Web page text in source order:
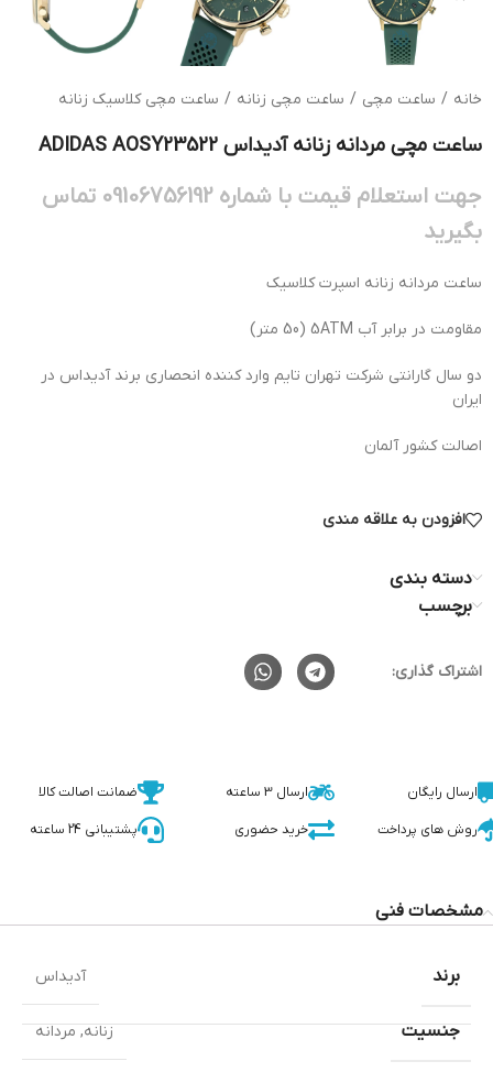
خانه / ساعت مچی / ساعت مچی زنانه / ساعت مچی کلاسیک زنانه
ساعت مچی مردانه زنانه آدیداس ADIDAS AOSY23522
جهت استعلام قیمت با شماره 09106756192 تماس
بگیرید
ساعت مردانه زنانه اسپرت کلاسیک
مقاومت در برابر آب 5ATM (50 متر)
دو سال گارانتی شرکت تهران تایم وارد کننده انحصاری برند آدیداس در
ایران
اصالت کشور آلمان
افزودن به علاقه مندی
دسته بندی
برچسب
اشتراک گذاری:
ارسال رایگان ارسال 3 ساعته ضمانت اصالت کالا
روش های پرداخت خرید حضوری پشتیبانی 24 ساعته
مشخصات فنی
جنسیت زنانه,مردانه
برند آدیداس